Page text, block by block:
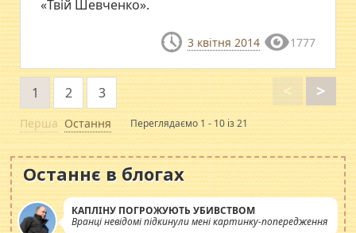
«Твій Шевченко».
3 квітня 2014 1777
Перша
<
1 2 3 >
Остання Переглядаємо 1 - 10 із 21
Останнє в блогах
КАПЛІНУ ПОГРОЖУЮТЬ УБИВСТВОМ
Вранці невідомі підкинули мені картинку-попередження